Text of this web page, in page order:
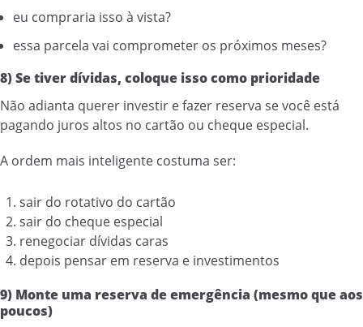
eu compraria isso à vista?
essa parcela vai comprometer os próximos meses?
8) Se tiver dívidas, coloque isso como prioridade
Não adianta querer investir e fazer reserva se você está
pagando juros altos no cartão ou cheque especial.
A ordem mais inteligente costuma ser:
sair do rotativo do cartão
sair do cheque especial
renegociar dívidas caras
depois pensar em reserva e investimentos
9) Monte uma reserva de emergência (mesmo que aos
poucos)